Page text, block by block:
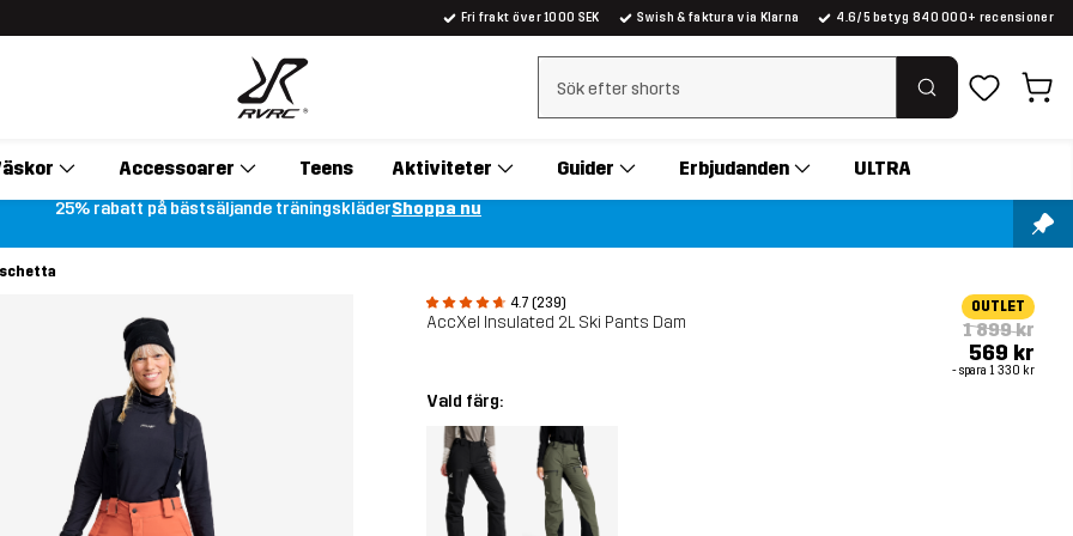
Fri frakt över 1000 SEK Swish & faktura via Klarna 4.6/5 betyg 840 000+ recensioner
Rensa sök
Accessoarer Teens Aktiviteter Guider Erbjudanden ULTRA
25% rabatt på bästsäljande träningskläderShoppa nu
4.7 (239)
AccXel Insulated 2L Ski Pants Dam
OUTLET
1 899 kr
569 kr
- spara 1 330 kr
Vald färg: